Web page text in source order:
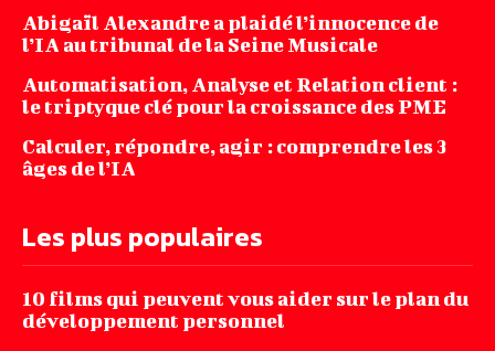
Abigaïl Alexandre a plaidé l’innocence de
l’IA au tribunal de la Seine Musicale
Automatisation, Analyse et Relation client :
le triptyque clé pour la croissance des PME
Calculer, répondre, agir : comprendre les 3
âges de l’IA
Les plus populaires
10 films qui peuvent vous aider sur le plan du
développement personnel